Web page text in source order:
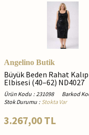
Angelino Butik
Büyük Beden Rahat
Elbisesi (40–62) ND4027
Ürün Kodu : 231098 Barkod
Stok Durumu : Stokta Var
3.267,00TL